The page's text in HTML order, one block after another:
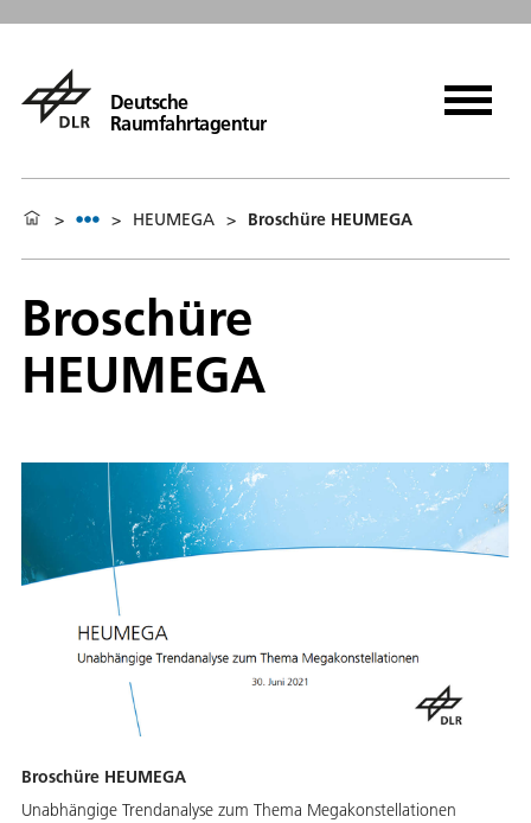
Deutsche
Raumfahrtagentur
> > HEUMEGA > Broschüre HEUMEGA
Broschüre
HEUMEGA
Broschüre HEUMEGA
Unabhängige Trendanalyse zum Thema Megakonstellationen